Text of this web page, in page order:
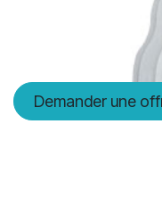
Demander une